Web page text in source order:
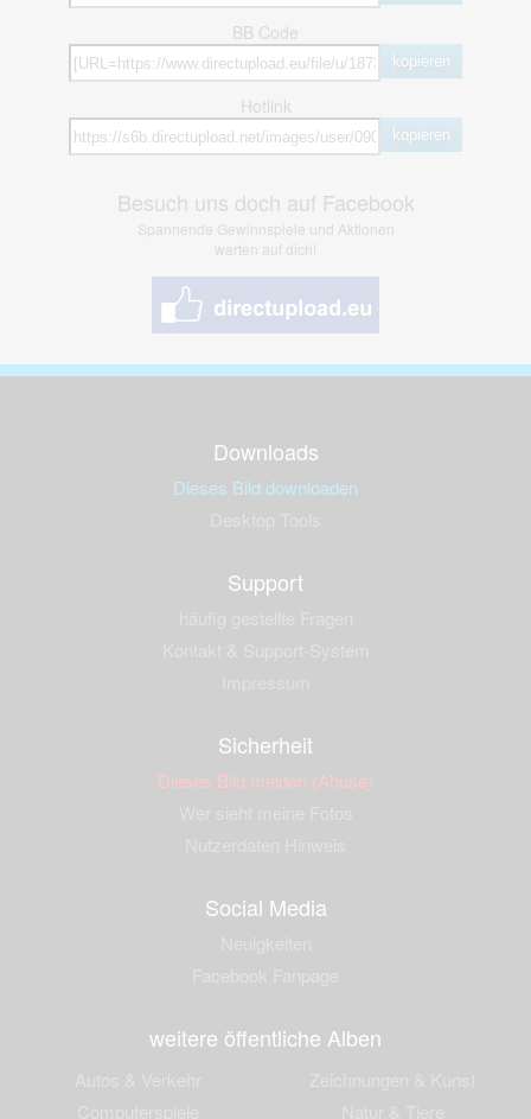
BB Code
kopieren
Hotlink
kopieren
Besuch uns doch auf Facebook
Spannende Gewinnspiele und Aktionen
warten auf dich!
Downloads
Dieses Bild downloaden
Support
Sicherheit
Dieses Bild melden (Abuse)
Social Media
weitere öffentliche Alben